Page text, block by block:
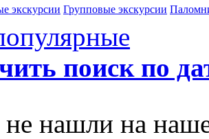
экскурсии Групповые экскурсии
поиск по
нашли на